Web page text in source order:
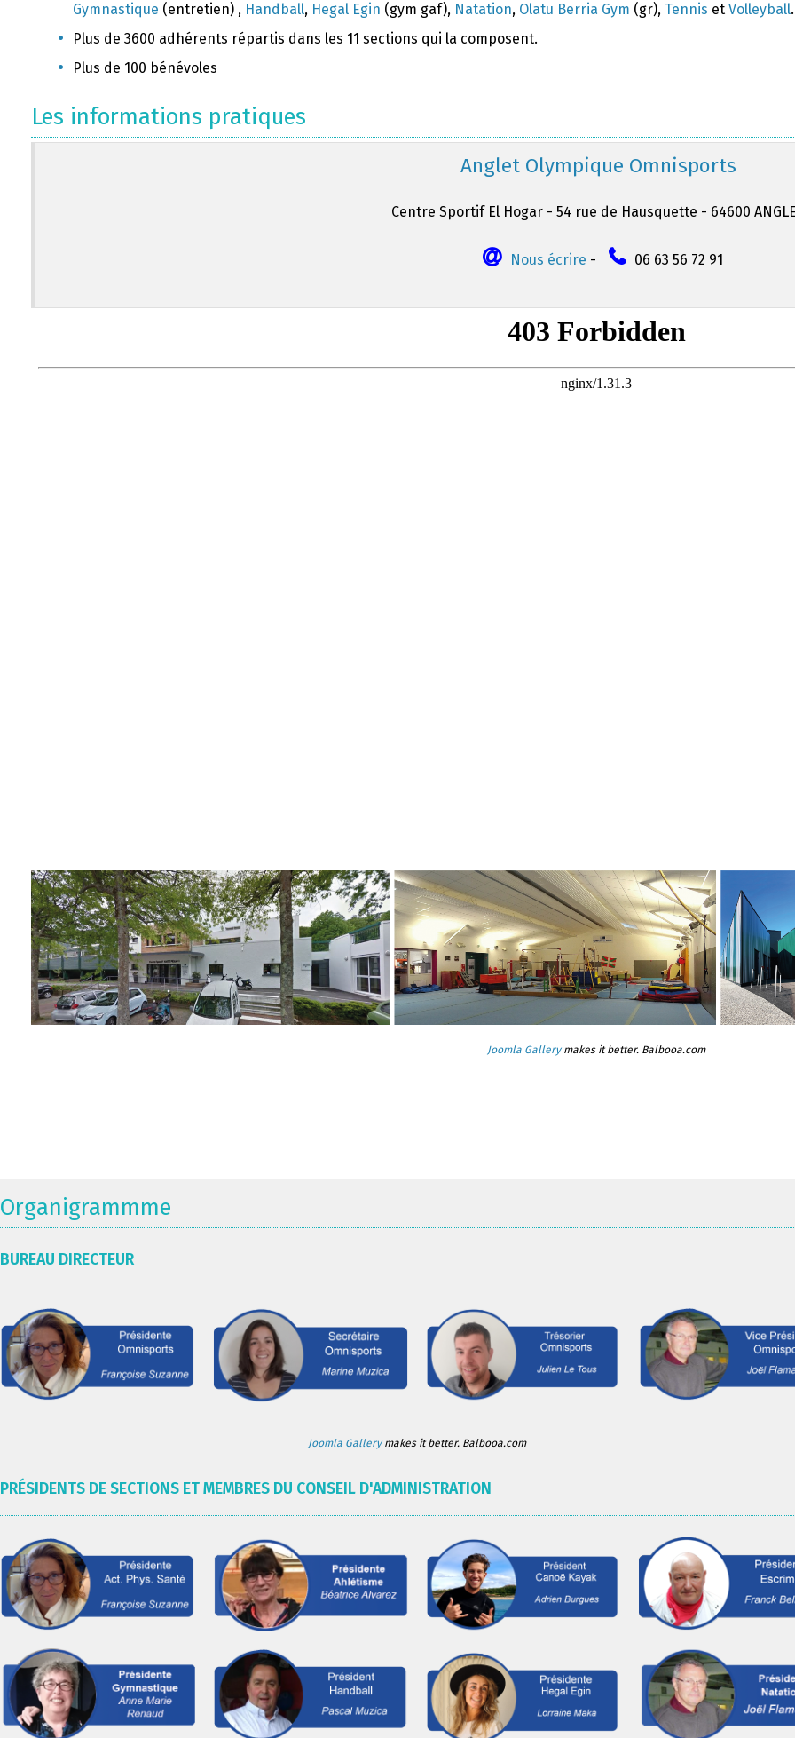
Gymnastique (entretien) , Handball, Hegal Egin (gym gaf), Natation, Olatu Berria Gym (gr), Tennis et Volleyball.
Plus de 3600 adhérents répartis dans les 11 sections qui la composent.
Plus de 100 bénévoles
Les informations pratiques
Anglet Olympique Omnisports
Centre Sportif El Hogar - 54 rue de Hausquette - 64600
Nous écrire - 06 63 56 72 91
Joomla Gallerymakes it better. Balbooa.com
Organigrammme
BUREAU DIRECTEUR
Joomla Gallerymakes it better. Balbooa.com
PRÉSIDENTS DE SECTIONS ET MEMBRES DU CONSEIL D'ADMINISTRATION